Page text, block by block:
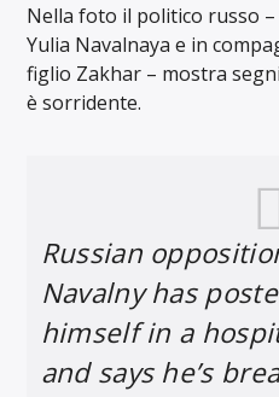
Nella foto il politico russo
Yulia Navalnaya e in
figlio Zakhar – mostra
è sorridente.
Russian
Navalny has
himself in a
and says he’s